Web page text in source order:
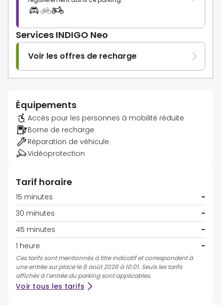
Services INDIGO Neo
Voir les offres de recharge
Équipements
Accès pour les personnes à mobilité réduite
Borne de recharge
Réparation de véhicule
Vidéoprotection
Tarif horaire
15 minutes
-
30 minutes
-
45 minutes
-
1 heure
-
Ces tarifs sont mentionnés à titre indicatif et correspondent à
une entrée sur place le 8 août 2026 à 10:01. Seuls les tarifs
affichés à l’entrée du parking sont applicables.
Voir tous les tarifs